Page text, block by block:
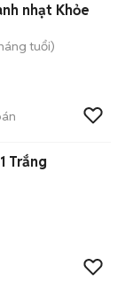
nhạt Khỏe
tuổi)
Trắng